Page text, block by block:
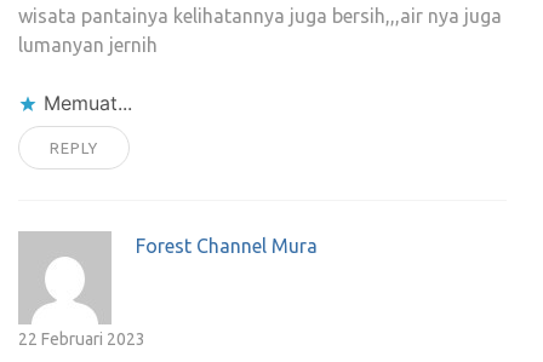
wisata pantainya kelihatannya juga bersih,,,air nya juga
lumanyan jernih
Memuat...
REPLY
Forest Channel Mura
22 Februari 2023